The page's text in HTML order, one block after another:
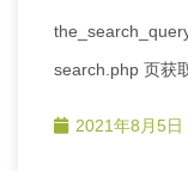
search.php 页获
2021年8月5日